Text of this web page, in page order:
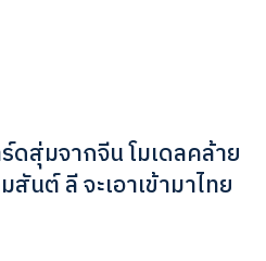
ดสุ่มจากจีน โมเดลคล้าย
นต์ ลี จะเอาเข้ามาไทย